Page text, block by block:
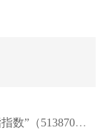
关于“纳指基金”（513390）、“纳指指数”（513870）的风险提示